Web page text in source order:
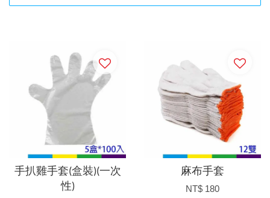
手扒雞手套(盒裝)(一次
性)
麻布手套
NT$ 180